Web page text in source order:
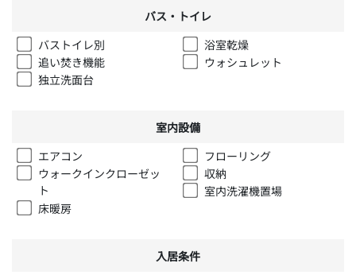
バス・トイレ
バストイレ別
浴室乾燥
追い焚き機能
ウォシュレット
独立洗面台
室内設備
エアコン
フローリング
ウォークインクローゼッ
ト
収納
室内洗濯機置場
床暖房
入居条件